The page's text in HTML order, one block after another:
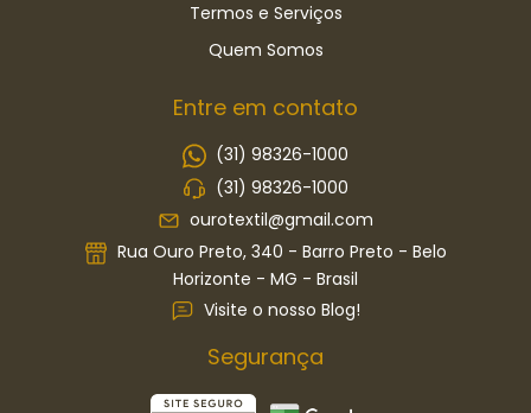
Termos e Serviços
Quem Somos
Entre em contato
(31) 98326-1000
(31) 98326-1000
ourotextil@gmail.com
Rua Ouro Preto, 340 - Barro Preto - Belo
Horizonte - MG - Brasil
Visite o nosso Blog!
Segurança